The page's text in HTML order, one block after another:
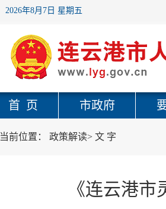
2026年8月7日 星期五
首 页 市政府
当前位置： 政策解读> 文 字
《连云港